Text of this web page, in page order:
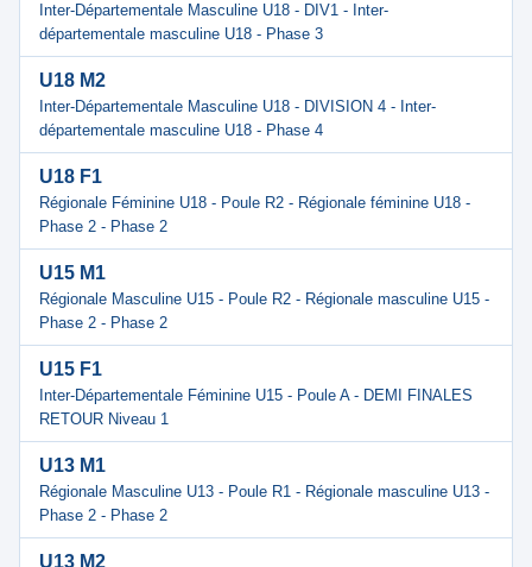
Inter-Départementale Masculine U18 - DIV1 - Inter-
départementale masculine U18 - Phase 3
U18 M2
Inter-Départementale Masculine U18 - DIVISION 4 - Inter-
départementale masculine U18 - Phase 4
U18 F1
Régionale Féminine U18 - Poule R2 - Régionale féminine U18 -
Phase 2 - Phase 2
U15 M1
Régionale Masculine U15 - Poule R2 - Régionale masculine U15 -
Phase 2 - Phase 2
U15 F1
Inter-Départementale Féminine U15 - Poule A - DEMI FINALES
RETOUR Niveau 1
U13 M1
Régionale Masculine U13 - Poule R1 - Régionale masculine U13 -
Phase 2 - Phase 2
U13 M2